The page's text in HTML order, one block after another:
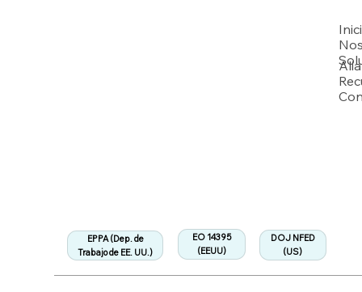
EO 14395
(EEUU)
EPPA (Dep. de
Trabajo de EE. UU.)
DOJ NFED
(US)